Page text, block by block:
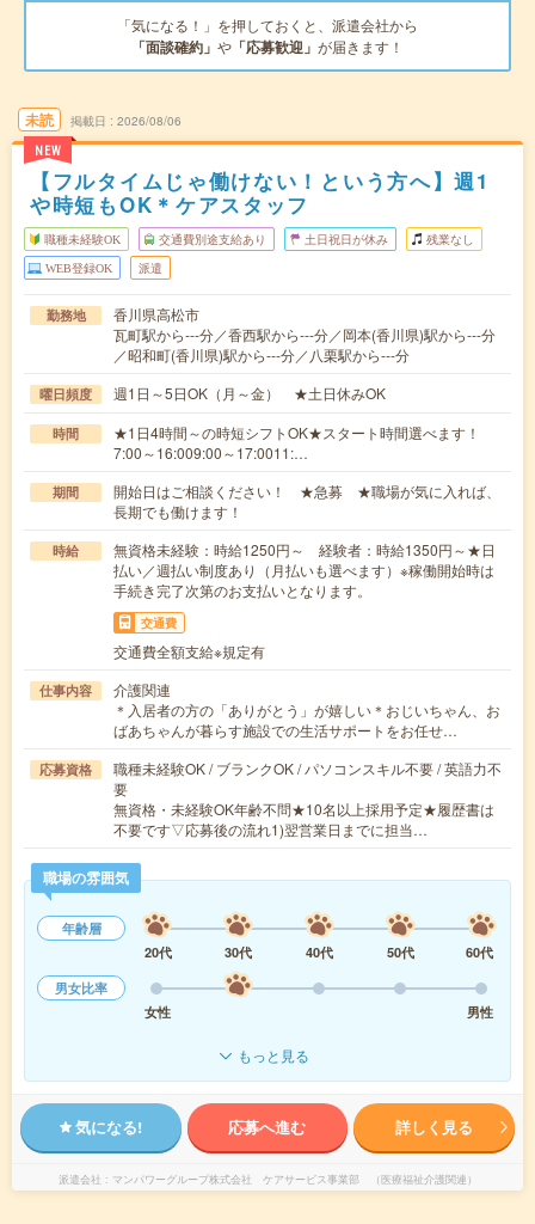
「気になる！」を押しておくと、派遣会社から
「面談確約」 や 「応募歓迎」 が届きます！
未読
NEW
掲載日 2026/08/06
【フルタイムじゃ働けない！という方へ】週1
や時短もOK＊ケアスタッフ
職種未経験OK 交通費別途支給あり 土日祝日が休み 残業なし
WEB登録OK 派遣
勤務地
香川県高松市
瓦町駅から---分／香西駅から---分／岡本(香川県)駅から---分
／昭和町(香川県)駅から---分／八栗駅から---分
曜日頻度 週1日～5日OK（月～金） ★土日休みOK
時間
★1日4時間～の時短シフトOK★スタート時間選べます！
7:00～16:009:00～17:0011:…
期間
開始日はご相談ください！ ★急募 ★職場が気に入れば、
長期でも働けます！
時給
無資格未経験：時給1250円～ 経験者：時給1350円～★日
払い／週払い制度あり（月払いも選べます）※稼働開始時は
手続き完了次第のお支払いとなります。
交通費
交通費全額支給※規定有
仕事内容
介護関連
＊入居者の方の「ありがとう」が嬉しい＊おじいちゃん、お
ばあちゃんが暮らす施設での生活サポートをお任せ…
応募資格
職種未経験OK / ブランクOK / パソコンスキル不要 / 英語力不
要
無資格・未経験OK年齢不問★10名以上採用予定★履歴書は
不要です▽応募後の流れ1)翌営業日までに担当…
職場の雰囲気
年齢層
20代
30代 40代 50代
60代
男女比率
女性
男性
もっと見る
気になる! 応募へ進む 詳しく見る
派遣会社 マンパワーグループ株式会社 ケアサービス事業部 （医療福祉介護関連）